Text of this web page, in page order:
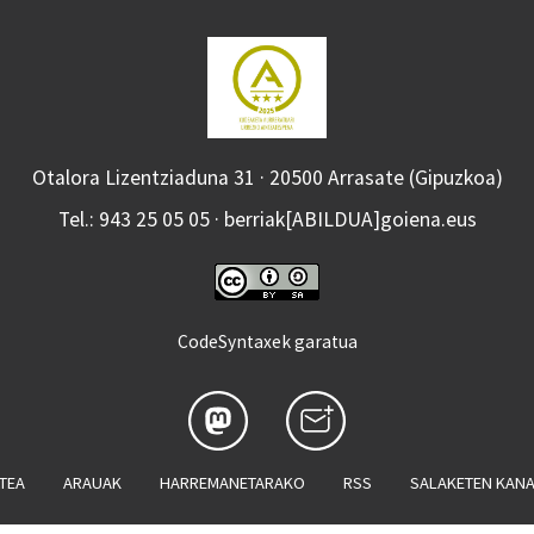
Otalora Lizentziaduna 31 · 20500 Arrasate (Gipuzkoa)
Tel.: 943 25 05 05 · berriak[ABILDUA]goiena.eus
CodeSyntaxek garatua
ARAUAK HARREMANETARAKO RSS SALAKETEN